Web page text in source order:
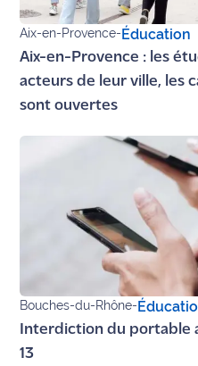
site maritima.fr
Archives
Aix-en-Provence-Éducation
Aix-en-Provence : les
acteurs de leur ville, les
sont ouvertes
Bouches-du-Rhône-
Interdiction du portable
13